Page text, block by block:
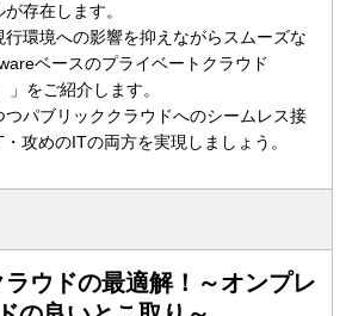
存在します。
環境への影響を抑えながらスムーズな
ベースのプライベートクラウド
」をご紹介します。
パブリッククラウドへのシームレス接
攻めのITの両方を実現しましょう。
ウドの最適解！～オンプレ